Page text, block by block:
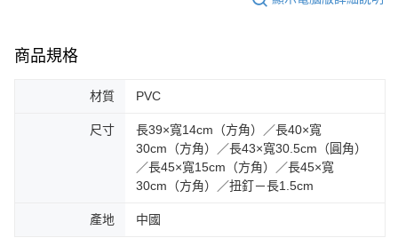
商品規格
材質 PVC
尺寸
長39×寬14cm（方角）／長40×寬
30cm（方角）／長43×寬30.5cm（圓角）
／長45×寬15cm（方角）／長45×寬
30cm（方角）／扭釘－長1.5cm
產地 中國